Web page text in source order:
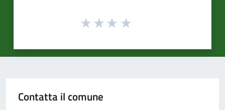
Contatta il comune